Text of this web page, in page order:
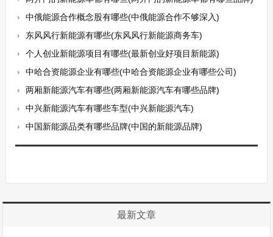
中俄能源合作概念股有哪些(中俄能源合作不够深入)
东风风行新能源有哪些(东风风行新能源商务车)
个人创业新能源项目有哪些(最新创业好项目新能源)
中哈合资能源企业有哪些(中哈合资能源企业有哪些公司)
两厢新能源汽车有哪些(两厢新能源汽车有哪些品牌)
中兴新能源汽车有哪些车型(中兴新能源汽车)
中国新能源品类有哪些品牌(中国的新能源品牌)
最新文章